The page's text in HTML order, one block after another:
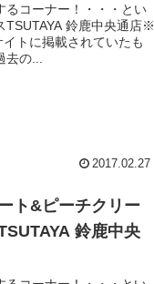
るコーナー！・・・とい
TSUTAYA 鈴鹿中央通店※
トに掲載されていたも
の...
2017.02.27
ト&ピーチクリー
鈴鹿中央